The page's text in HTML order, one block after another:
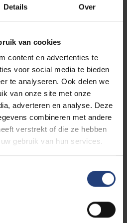
Details Over
van cookies
content en advertenties te
voor social media te bieden
te analyseren. Ook delen we
van onze site met onze
adverteren en analyse. Deze
combineren met andere
verstrekt of die ze hebben
gebruik van hun services.
de VUB, een
van toparchitect
een symbool van kennis,
boekBraem-VUB:
, dat de
en diepere
opnieuw tot leven
op een reis doorheen
de symboliek, de
oplossingen om de
van Braem 50 jaar later toch